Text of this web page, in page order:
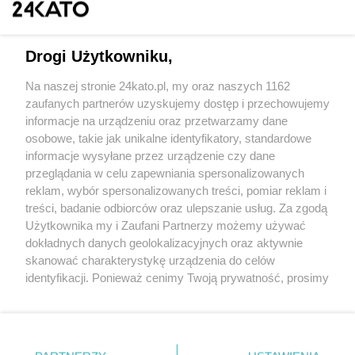
Wydawca mediów lokalnych
Nie zapomnij
zapoznać się z:
polityką prywatności regulamin korzystania z portali
Twojemiasto
Piekary Śląskie
Chorzów
Tarnowskie Góry
Skontaktuj sięz nami
Kontakt
Wydawca
Redakcja
Drogi Użytkowniku,
Na naszej stronie 24kato.pl, my oraz naszych 1162
zaufanych partnerów uzyskujemy dostęp i przechowujemy
informacje na urządzeniu oraz przetwarzamy dane
osobowe, takie jak unikalne identyfikatory, standardowe
informacje wysyłane przez urządzenie czy dane
przeglądania w celu zapewniania spersonalizowanych
reklam, wybór spersonalizowanych treści, pomiar reklam i
treści, badanie odbiorców oraz ulepszanie usług. Za zgodą
Użytkownika my i Zaufani Partnerzy możemy używać
dokładnych danych geolokalizacyjnych oraz aktywnie
skanować charakterystykę urządzenia do celów
identyfikacji. Ponieważ cenimy Twoją prywatność, prosimy
prywatności znajdujący się w lewym dolnym rogu strony